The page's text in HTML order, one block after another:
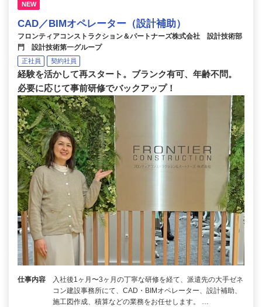
NEW
CAD／BIMオペレーター（設計補助）
フロンティアコンストラクション＆パートナーズ株式会社 設計技術部
門 設計技術第一グループ
正社員 契約社員
経験を活かして再スタート。ブランク有可、年齢不問。
必要に応じて事前研修でバックアップ！
仕事内容
入社後1ヶ月〜3ヶ月の丁寧な研修を経て、派遣先の大手ゼネ
コン建設事務所にて、CAD・BIMオペレーター、設計補助、
施工図作成、積算などの業務をお任せします。 …